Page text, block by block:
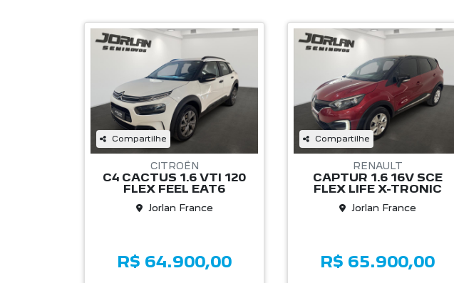
Compartilhe
CITROËN
C4 CACTUS 1.6 VTI 120
FLEX FEEL EAT6
Jorlan France
R$ 64.900,00
Compartilhe
RENAULT
CAPTUR 1.6 16V SCE
FLEX LIFE X-TRONIC
Jorlan France
R$ 65.900,00